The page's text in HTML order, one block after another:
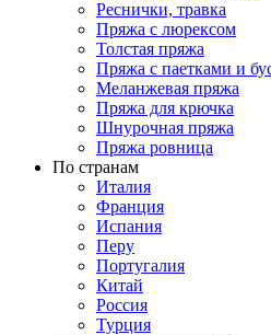
Реснички, травка
Пряжа с люрексом
Толстая пряжа
Пряжа с паетками и
Меланжевая пряжа
Пряжа для крючка
Шнурочная пряжа
Пряжа ровница
По странам
Италия
Франция
Испания
Перу
Португалия
Китай
Россия
Турция